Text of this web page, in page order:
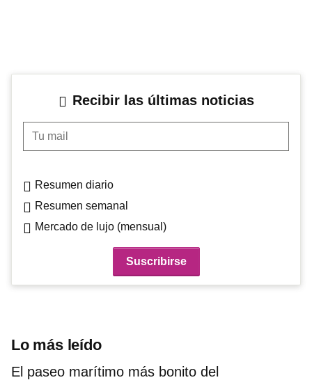
Recibir las últimas noticias
Tu mail
Resumen diario
Resumen semanal
Mercado de lujo (mensual)
Lo más leído
El paseo marítimo más bonito del